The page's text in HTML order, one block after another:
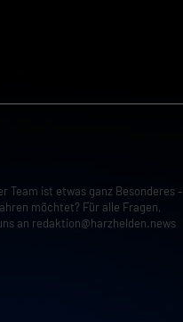
Team ist etwas ganz Besonderes –
möchtet? Für alle Fragen,
an redaktion@harzhelden.news